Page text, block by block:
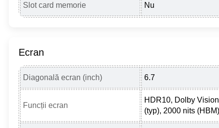
Slot card memorie Nu
Ecran
Diagonală ecran (inch) 6.7
Funcții ecran
HDR10, Dolby
(typ), 2000 nits (HBM)